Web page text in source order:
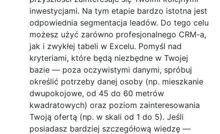
inwestycjami. Na tym etapie bardzo istotna jest
odpowiednia segmentacja leadów. Do tego celu
możesz użyć zarówno profesjonalnego CRM-a,
jak i zwykłej tabeli w Excelu. Pomyśl nad
kryteriami, które będą niezbędne w Twojej
bazie — poza oczywistymi danymi, spróbuj
określić potrzeby danej osoby (np. mieszkanie
dwupokojowe, od 45 do 60 metrów
kwadratowych) oraz poziom zainteresowania
Twoją ofertą (np. w skali od 1 do 5). Jeśli
posiadasz bardziej szczegółową wiedzę —